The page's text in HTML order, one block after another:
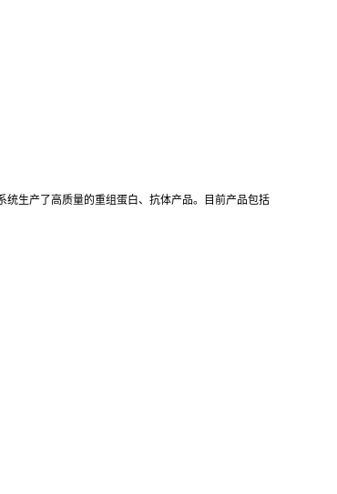
统生产了高质量的重组蛋白、抗体产品。目前产品包括